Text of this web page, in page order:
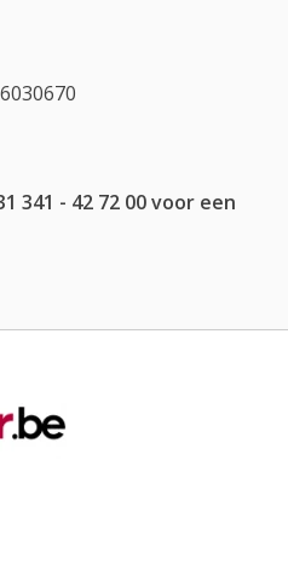
341 - 42 72 00 voor een